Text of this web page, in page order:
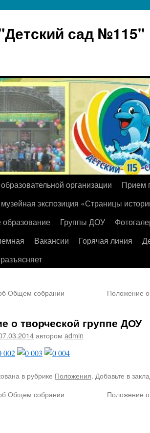
сад №115"
организации
Прием
экспозиция «Страницы
Группы ДОУ
Вакансии Горячая линия
Общем собрании Положение о
о творческой группе ДОУ
автором admin
в рубрике Положения. Добавьте в
Общем собрании Положение о